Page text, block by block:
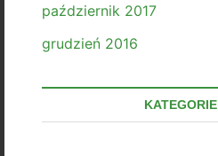
październik 2017
grudzień 2016
KATEGORIE